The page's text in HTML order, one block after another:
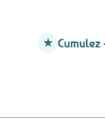
Cumulez